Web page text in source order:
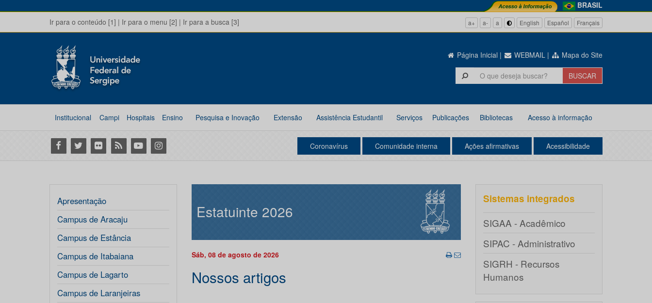
BRASIL
Ir para o conteúdo [1] | Ir para o menu [2] | Ir para a busca [3] a+ a- a English Español Français
Página Inicial | WEBMAIL | Mapa do Site
Institucional Campi Hospitais Ensino Pesquisa e Inovação Extensão Assistência Estudantil Serviços Publicações Bibliotecas Acesso à informação
Facebook
Twitter Flickr RSS YoutubeInstagram Coronavírus Comunidade interna Ações afirmativas Acessibilidade
Apresentação
Campus de Aracaju
Campus de Estância
Campus de Itabaiana
Campus de Lagarto
Campus de Laranjeiras
Estatuinte 2026
Sáb, 08 de agosto de 2026
Nossos artigos
Sistemas integrados
SIGAA - Acadêmico
SIPAC - Administrativo
SIGRH - Recursos
Humanos